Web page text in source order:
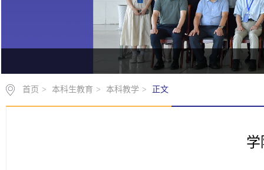
首页 > 本科生教育 > 本科教学 > 正文
学